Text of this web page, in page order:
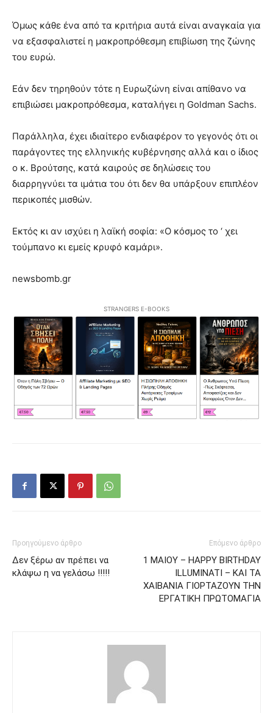
Όμως κάθε ένα από τα κριτήρια αυτά είναι αναγκαία για
να εξασφαλιστεί η μακροπρόθεσμη επιβίωση της ζώνης
του ευρώ.
Εάν δεν τηρηθούν τότε η Ευρωζώνη είναι απίθανο να
επιβιώσει μακροπρόθεσμα, καταλήγει η Goldman Sachs.
Παράλληλα, έχει ιδιαίτερο ενδιαφέρον το γεγονός ότι οι
παράγοντες της ελληνικής κυβέρνησης αλλά και ο ίδιος
ο κ. Βρούτσης, κατά καιρούς σε δηλώσεις του
διαρρηγνύει τα ιμάτια του ότι δεν θα υπάρξουν επιπλέον
περικοπές μισθών.
Εκτός κι αν ισχύει η λαϊκή σοφία: «Ο κόσμος το ‘ χει
τούμπανο κι εμείς κρυφό καμάρι».
newsbomb.gr
STRANGERS E-BOOKS
Προηγούμενο άρθρο
Δεν ξέρω αν πρέπει να
κλάψω η να γελάσω !!!!!
Επόμενο άρθρο
1 ΜΑΙΟΥ – HAPPY BIRTHDAY
ILLUMINATI – ΚΑΙ ΤΑ
ΧΑΙΒΑΝΙΑ ΓΙΟΡΤΑΖΟΥΝ ΤΗΝ
ΕΡΓΑΤΙΚΗ ΠΡΩΤΟΜΑΓΙΑ